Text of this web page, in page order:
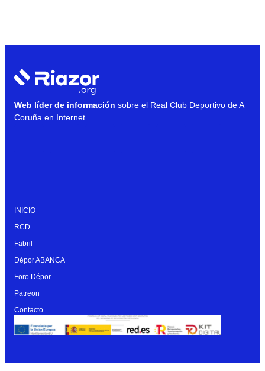
Web líder de información sobre el Real Club Deportivo de A
Coruña en Internet.
INICIO
RCD
Fabril
Dépor ABANCA
Foro Dépor
Patreon
Contacto